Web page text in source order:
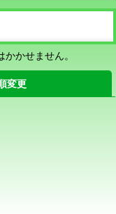
かせません。
変更